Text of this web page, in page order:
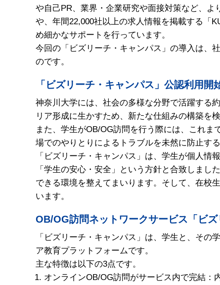
や自己PR、業界・企業研究や面接対策など、
や、年間22,000社以上の求人情報を掲載する「
め細かなサポートを行っています。
今回の「ビズリーチ・キャンパス」の導入は、
のです。
「ビズリーチ・キャンパス」公認利用開
神奈川大学には、社会の多様な分野で活躍する
リア形成に生かすため、新たな仕組みの構築を
また、学生がOB/OG訪問を行う際には、これ
場でのやりとりによるトラブルを未然に防止す
「ビズリーチ・キャンパス」は、学生が個人
「学生の安心・安全」という方針と合致しま
できる環境を整えてまいります。そして、在校
います。
OB/OG訪問ネットワークサービス「ビ
「ビズリーチ・キャンパス」は、学生と、そ
ア教育プラットフォームです。
主な特徴は以下の3点です。
オンラインOB/OG訪問がサービス内で完結：